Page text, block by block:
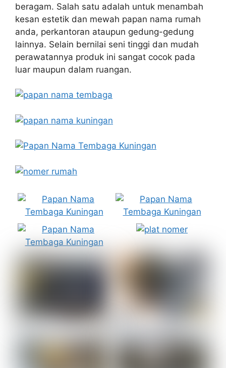
beragam. Salah satu adalah untuk menambah
kesan estetik dan mewah papan nama rumah
anda, perkantoran ataupun gedung-gedung
lainnya. Selain bernilai seni tinggi dan mudah
perawatannya produk ini sangat cocok pada
luar maupun dalam ruangan.